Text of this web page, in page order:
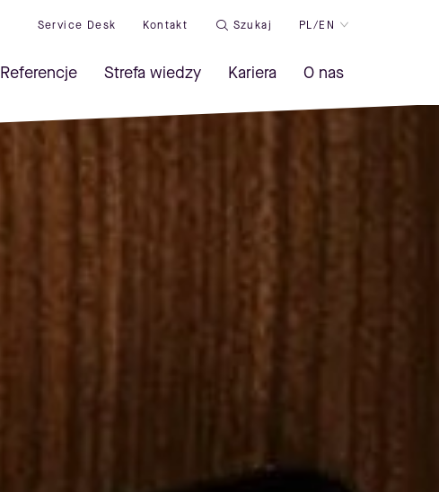
Service Desk Kontakt Szukaj PL/EN
Referencje Strefa wiedzy Kariera O nas